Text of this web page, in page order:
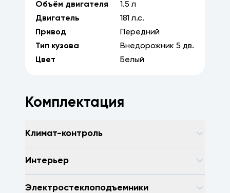
Объём двигателя
1.5 л
Двигатель
181 л.с.
Привод
Передний
Тип кузова
Внедорожник 5 дв.
Цвет
Белый
Комплектация
Климат-контроль
Интерьер
Электростеклоподъемники